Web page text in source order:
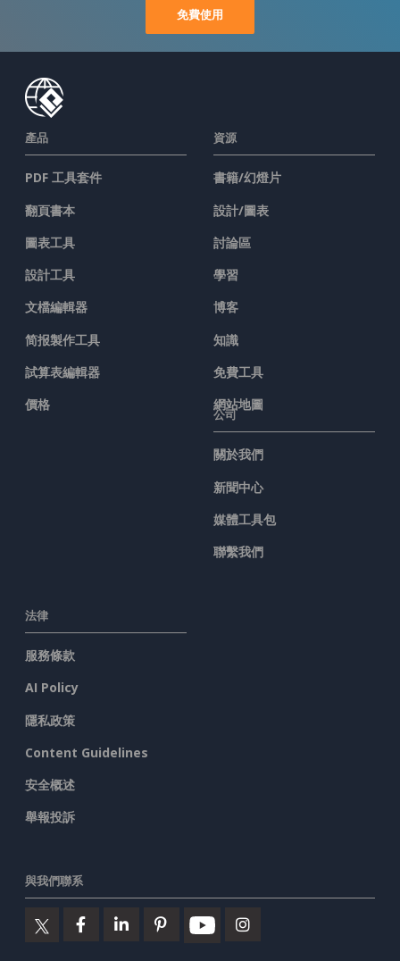
免費使用
產品
PDF 工具套件
翻頁書本
圖表工具
設計工具
文檔編輯器
简报製作工具
試算表編輯器
價格
資源
書籍/幻燈片
設計/圖表
討論區
學習
博客
知識
免費工具
網站地圖
公司
關於我們
新聞中心
媒體工具包
聯繫我們
法律
服務條款
AI Policy
隱私政策
Content Guidelines
安全概述
舉報投訴
與我們聯系